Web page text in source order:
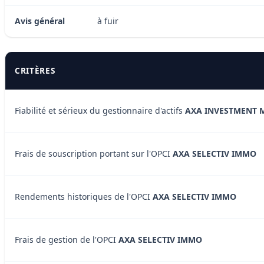
Avis général à fuir
CRITÈRES
Fiabilité et sérieux du gestionnaire d'actifs AXA INVESTMENT
Frais de souscription portant sur l'OPCI AXA SELECTIV IMMO
Rendements historiques de l'OPCI AXA SELECTIV IMMO
Frais de gestion de l'OPCI AXA SELECTIV IMMO